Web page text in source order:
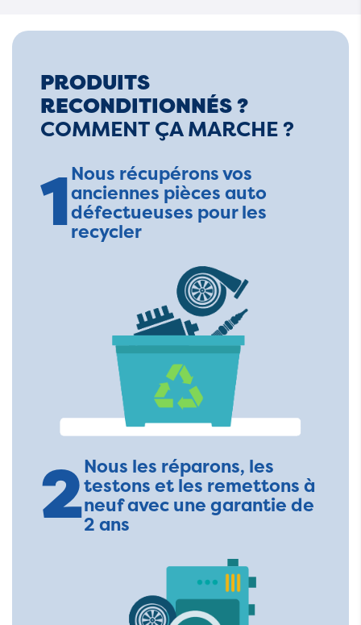
PRODUITS
RECONDITIONNÉS ?
COMMENT ÇA MARCHE ?
1Nous récupérons vos
anciennes pièces auto
défectueuses pour les
recycler
2Nous les réparons, les
testons et les remettons à
neuf avec une garantie de
2 ans